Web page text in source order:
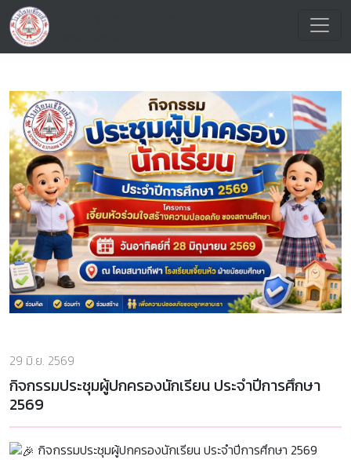
29 มิ.ย. 2569
กิจกรรมประชุมผู้ปกครองนักเรียน ประจำปีการศึกษา
2569
กิจกรรมประชุมผู้ปกครองนักเรียน ประจำปีการศึกษา 2569